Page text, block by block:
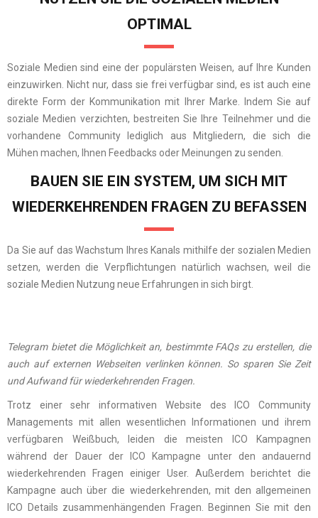
OPTIMAL
Soziale Medien sind eine der populärsten Weisen, auf Ihre Kunden
einzuwirken. Nicht nur, dass sie frei verfügbar sind, es ist auch eine
direkte Form der Kommunikation mit Ihrer Marke. Indem Sie auf
soziale Medien verzichten, bestreiten Sie Ihre Teilnehmer und die
vorhandene Community lediglich aus Mitgliedern, die sich die
Mühen machen, Ihnen Feedbacks oder Meinungen zu senden.
BAUEN SIE EIN SYSTEM, UM SICH MIT
WIEDERKEHRENDEN FRAGEN ZU BEFASSEN
Da Sie auf das Wachstum Ihres Kanals mithilfe der sozialen Medien
setzen, werden die Verpflichtungen natürlich wachsen, weil die
soziale Medien Nutzung neue Erfahrungen in sich birgt.
Telegram bietet die Möglichkeit an, bestimmte FAQs zu erstellen, die
auch auf externen Webseiten verlinken können. So sparen Sie Zeit
und Aufwand für wiederkehrenden Fragen.
Trotz einer sehr informativen Website des ICO Community
Managements mit allen wesentlichen Informationen und ihrem
verfügbaren Weißbuch, leiden die meisten ICO Kampagnen
während der Dauer der ICO Kampagne unter den andauernd
wiederkehrenden Fragen einiger User. Außerdem berichtet die
Kampagne auch über die wiederkehrenden, mit den allgemeinen
ICO Details zusammenhängenden Fragen. Beginnen Sie mit den